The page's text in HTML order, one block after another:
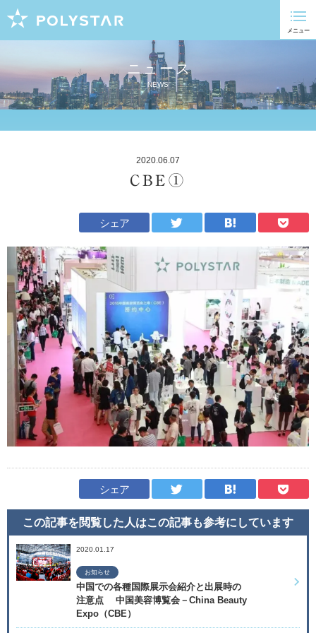
ニュース
NEWS
2020.06.07
CBE①
シェア
シェア
この記事を閲覧した人はこの記事も参考にしています
2020.01.17
お知らせ
中国での各種国際展示会紹介と出展時の
注意点 中国美容博覧会－China Beauty
Expo（CBE）